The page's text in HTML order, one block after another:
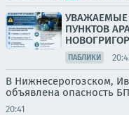
УВАЖАЕМЫЕ
ПУНКТОВ
ПАБЛИКИ
В Нижнесерогозском,
объявлена опасность
20:41